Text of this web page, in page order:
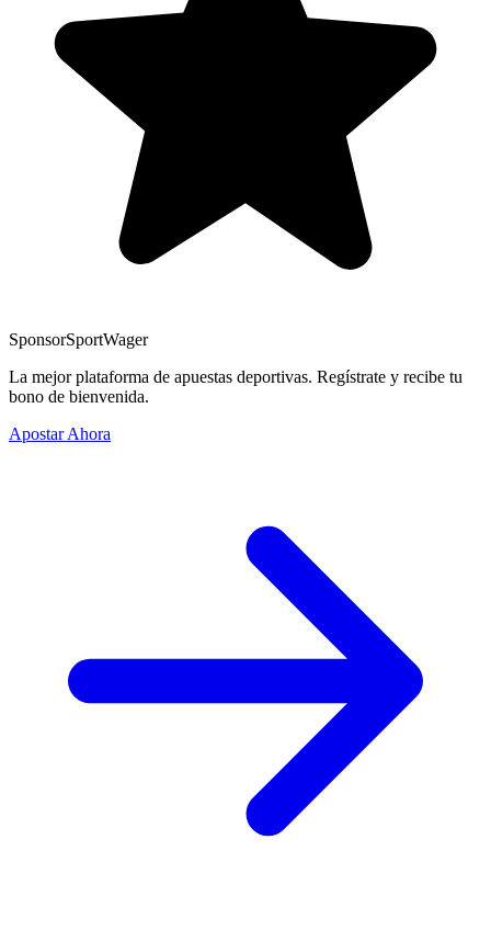
SponsorSportWager
La mejor plataforma de apuestas deportivas. Regístrate y recibe tu
bono de bienvenida.
Apostar Ahora